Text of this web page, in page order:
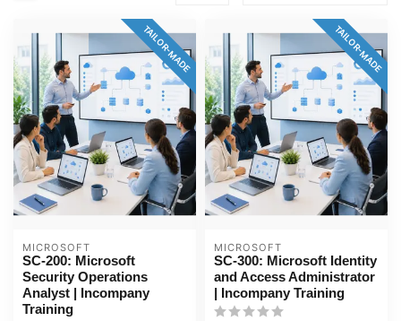
TAILOR-MADE
MICROSOFT
SC-200: Microsoft
Security Operations
Analyst | Incompany
Training
TAILOR-MADE
MICROSOFT
SC-300: Microsoft Identity
and Access Administrator
| Incompany Training